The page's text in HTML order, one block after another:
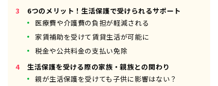
6つのメリット！生活保護で受けられるサポート
医療費や介護費の負担が軽減される
家賃補助を受けて賃貸生活が可能に
税金や公共料金の支払い免除
生活保護を受ける際の家族・親族との関わり
親が生活保護を受けても子供に影響はない？